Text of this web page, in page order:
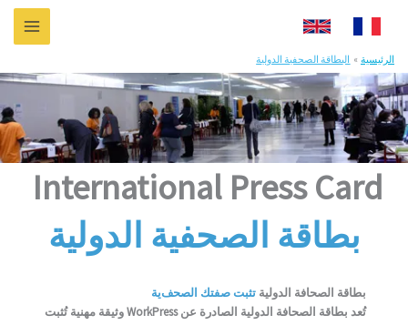
الرئيسية البطاقة الصحفية الدولية
International Press Card
بطاقة الصحفية الدولية
بطاقة الصحافة الدولية تثبت صفتك الصحفية
تُعد بطاقة الصحافة الدولية الصادرة عن WorkPress وثيقة مهنية تُثبت